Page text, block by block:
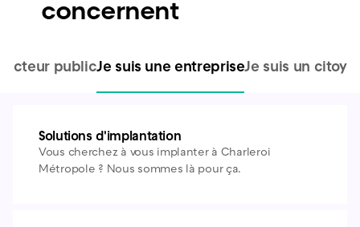
concernent
acteur publicJe suis une entrepriseJe suis un
Solutions d'implantation
Vous cherchez à vous implanter à Charleroi
Métropole ? Nous sommes là pour ça.